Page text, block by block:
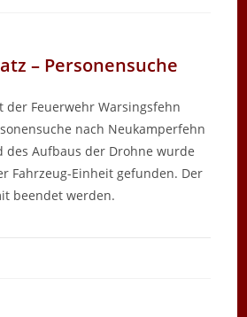
– Personensuche
der Feuerwehr Warsingsfehn
nach Neukamperfehn
des Aufbaus der Drohne wurde
Fahrzeug-Einheit gefunden. Der
beendet werden.